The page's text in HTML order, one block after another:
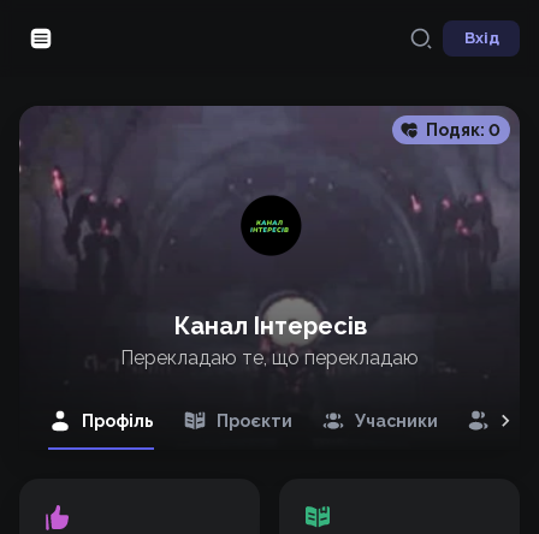
Вхід
Подяк: 0
Канал Інтересів
Перекладаю те, що перекладаю
Профіль Проєкти Учасники